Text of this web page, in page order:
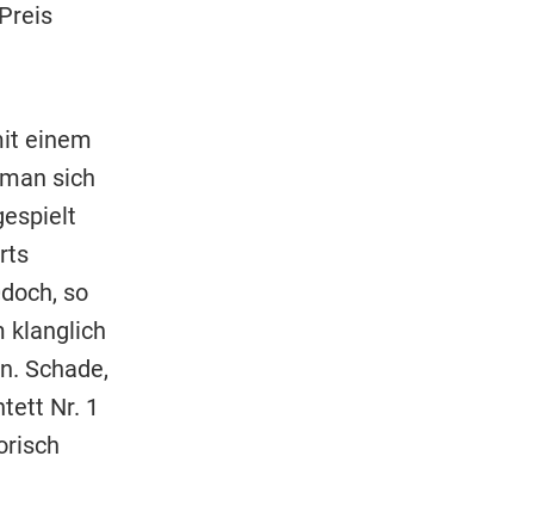
einem
sich
so
klanglich
Schade,
Nr. 1